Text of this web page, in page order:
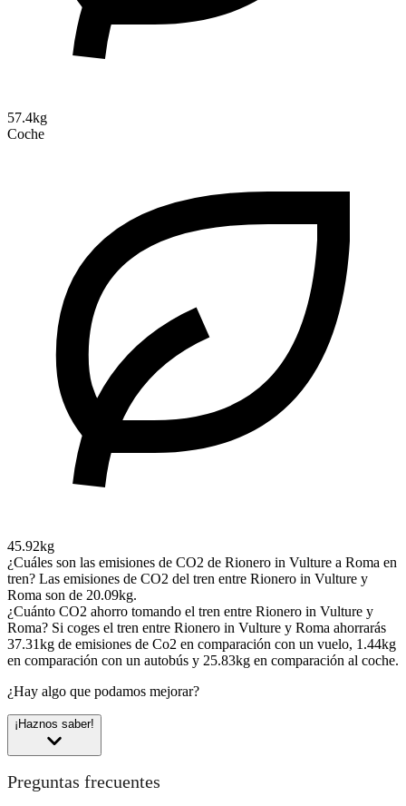
57.4kg
Coche
45.92kg
¿Cuáles son las emisiones de CO2 de Rionero in Vulture a Roma en
tren? Las emisiones de CO2 del tren entre Rionero in Vulture y
Roma son de 20.09kg.
¿Cuánto CO2 ahorro tomando el tren entre Rionero in Vulture y
Roma? Si coges el tren entre Rionero in Vulture y Roma ahorrarás
37.31kg de emisiones de Co2 en comparación con un vuelo, 1.44kg
en comparación con un autobús y 25.83kg en comparación al coche.
¿Hay algo que podamos mejorar?
¡Haznos saber!
Preguntas frecuentes